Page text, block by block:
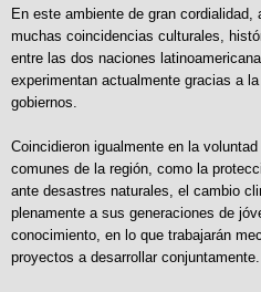
En este ambiente de gran
muchas coincidencias culturales,
entre las dos naciones
experimentan actualmente gracias a
gobiernos.
Coincidieron igualmente en la
comunes de la región, como la
ante desastres naturales, el cambio
plenamente a sus generaciones de
conocimiento, en lo que trabajarán
proyectos a desarrollar conjuntamente.